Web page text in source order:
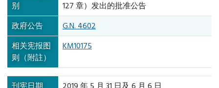
别
127 章）发出的批准公告
政府公告
G.N. 4602
相关宪报图
则（附註）
KM10175